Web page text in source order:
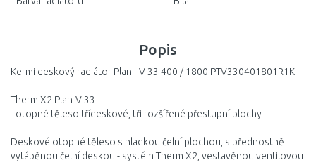
Popis
Kermi deskový radiátor Plan - V 33 400 / 1800 PTV330401801R1K
Therm X2 Plan-V 33
- otopné těleso třídeskové, tři rozšířené přestupní plochy
Deskové otopné těleso s hladkou čelní plochou, s přednostně
vytápěnou čelní deskou - systém Therm X2, vestavěnou ventilovou